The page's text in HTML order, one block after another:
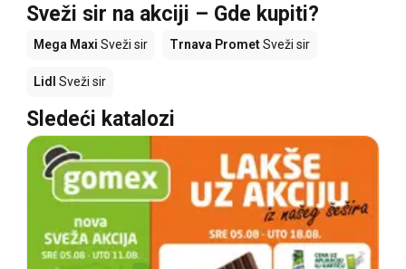
Sveži sir na akciji – Gde kupiti?
Mega Maxi Sveži sir Trnava PrometSveži sir
Lidl Sveži sir
Sledeći katalozi